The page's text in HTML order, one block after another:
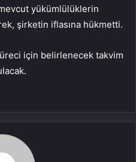
yükümlülüklerin
şirketin iflasına hükmetti.
için belirlenecek takvim